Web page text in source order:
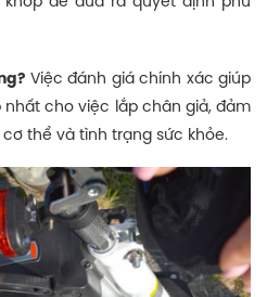
Việc đánh giá chính xác giúp
cho việc lắp chân giả, đảm
thể và tình trạng sức khỏe.